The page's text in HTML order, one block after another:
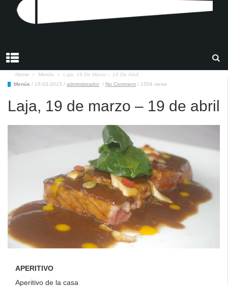
Home Menús
Laja, 19 De Marzo – 19 De Abril
Menús / 16-03-2015 / admimistrador / No Comment / 1504 views
Laja, 19 de marzo – 19 de abril
APERITIVO
Aperitivo de la casa